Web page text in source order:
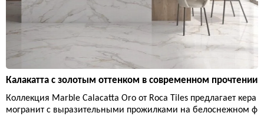
Калакатта с золотым оттенком в современном прочтении
Коллекция Marble Calacatta Oro от Roca Tiles предлагает кера
могранит с выразительными прожилками на белоснежном ф